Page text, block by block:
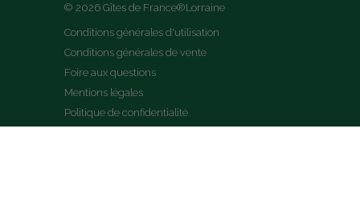
© 2026 Gîtes de France®Lorraine
Conditions générales d'utilisation
Conditions générales de vente
Foire aux questions
Mentions légales
Politique de confidentialité